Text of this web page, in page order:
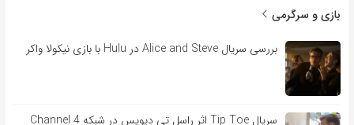
بازی و سرگرمی
بررسی سریال Alice and Steve در Hulu با بازی نیکولا واکر
سریال Tip Toe اثر راسل تی دیویس در شبکه Channel 4